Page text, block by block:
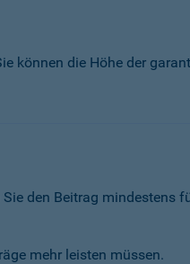
können die Höhe der
den Beitrag mindestens
mehr leisten müssen.